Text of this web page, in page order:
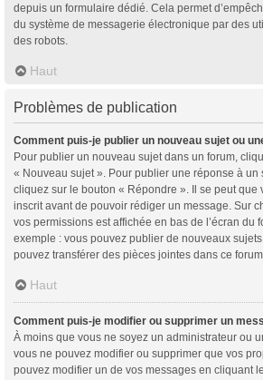
depuis un formulaire dédié. Cela permet
du système de messagerie électronique par des
des robots.
Haut
Problèmes de publication
Comment puis-je publier un nouveau sujet ou
Pour publier un nouveau sujet dans un forum,
« Nouveau sujet ». Pour publier une réponse à un
cliquez sur le bouton « Répondre ». Il se peut que
inscrit avant de pouvoir rédiger un message. Sur
vos permissions est affichée en bas de l’écran du
exemple : vous pouvez publier de nouveaux
pouvez transférer des pièces jointes dans ce
Haut
Comment puis-je modifier ou supprimer un
À moins que vous ne soyez un administrateur ou
vous ne pouvez modifier ou supprimer que vos
pouvez modifier un de vos messages en cliquant